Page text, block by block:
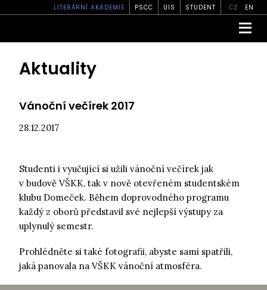
LITERÁRNÍ AKADEMIE PSCC UIS STUDENT CZ EN
Aktuality
Vánoční večírek 2017
28.12.2017
Studenti i vyučující si užili vánoční večírek jak
v budově VŠKK, tak v nově otevřeném studentském
klubu Domeček. Během doprovodného programu
každý z oborů představil své nejlepší výstupy za
uplynulý semestr.
Prohlédněte si také fotografii, abyste sami spatřili,
jaká panovala na VŠKK vánoční atmosféra.